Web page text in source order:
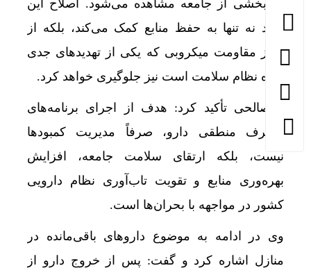
در بخشی از جامعه مشاهده می‌شود. اصلاح این
روند نه تنها به حفظ منابع کمک می‌کند، بلکه از
بروز مقاومت میکروبی که یکی از تهدیدهای جدی
آینده نظام سلامت است نیز جلوگیری خواهد کرد.
پیرصالحی تأکید کرد: هدف از اجرای برنامه‌های
مصرف منطقی دارو، صرفاً مدیریت کمبودها
نیست، بلکه ارتقای سلامت جامعه، افزایش
بهره‌وری منابع و تقویت تاب‌آوری نظام دارویی
کشور در مواجهه با بحران‌ها است.
وی در ادامه به موضوع داروهای باقی‌مانده در
منازل اشاره کرد و گفت: پس از خروج دارو از